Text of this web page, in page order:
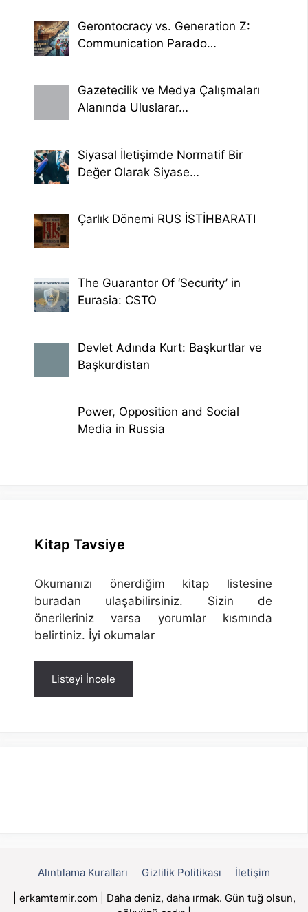
Gerontocracy vs. Generation Z:
Communication Parado…
Gazetecilik ve Medya Çalışmaları
Alanında Uluslarar…
Siyasal İletişimde Normatif Bir
Değer Olarak Siyase…
Çarlık Dönemi RUS İSTİHBARATI
The Guarantor Of ‘Security’ in
Eurasia: CSTO
Devlet Adında Kurt: Başkurtlar ve
Başkurdistan
Power, Opposition and Social
Media in Russia
Kitap Tavsiye
Okumanızı önerdiğim kitap listesine
buradan ulaşabilirsiniz. Sizin de
önerileriniz varsa yorumlar kısmında
belirtiniz. İyi okumalar
Listeyi İncele
Alıntılama Kuralları Gizlilik Politikası
İletişim
| erkamtemir.com | Daha deniz, daha ırmak. Gün tuğ olsun,